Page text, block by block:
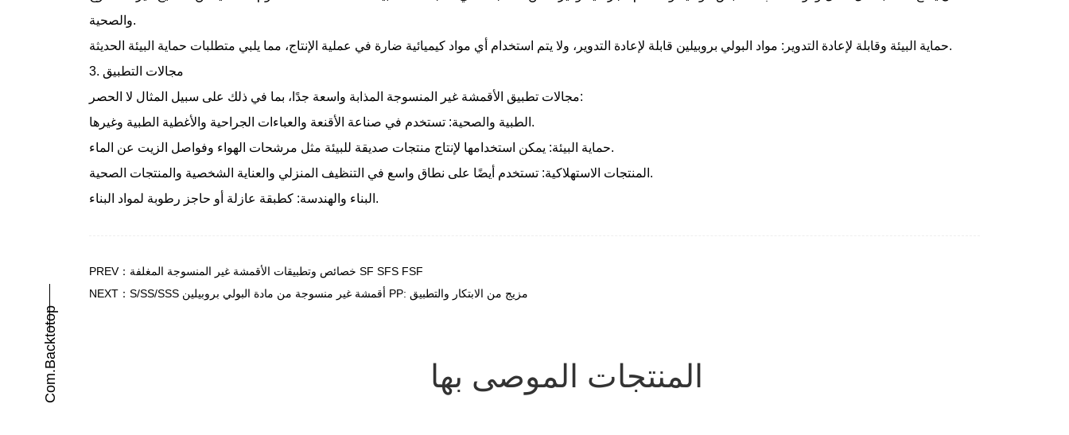
والصحية.
حماية البيئة وقابلة لإعادة التدوير: مواد البولي بروبيلين قابلة لإعادة التدوير، ولا يتم استخدام أي مواد كيميائية ضارة في عملية الإنتاج، مما يلبي متطلبات حماية البيئة الحديثة.
3. مجالات التطبيق
مجالات تطبيق الأقمشة غير المنسوجة المذابة واسعة جدًا، بما في ذلك على سبيل المثال لا الحصر:
الطبية والصحية: تستخدم في صناعة الأقنعة والعباءات الجراحية والأغطية الطبية وغيرها.
حماية البيئة: يمكن استخدامها لإنتاج منتجات صديقة للبيئة مثل مرشحات الهواء وفواصل الزيت عن الماء.
المنتجات الاستهلاكية: تستخدم أيضًا على نطاق واسع في التنظيف المنزلي والعناية الشخصية والمنتجات الصحية.
البناء والهندسة: كطبقة عازلة أو حاجز رطوبة لمواد البناء.
PREV：خصائص وتطبيقات الأقمشة غير المنسوجة المغلفة SF SFS FSF
NEXT：S/SS/SSS أقمشة غير منسوجة من مادة البولي بروبيلين PP: مزيج من الابتكار والتطبيق
المنتجات الموصى بها Com.backtotop